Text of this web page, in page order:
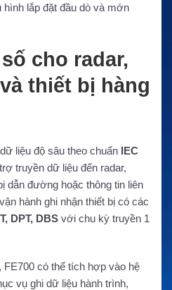
lắp đặt đầu dò và mớn
cho radar,
thiết bị hàng
liệu độ sâu theo chuẩn IEC
truyền dữ liệu đến radar,
dẫn đường hoặc thông tin liên
hành ghi nhận thiết bị có các
DPT, DBS với chu kỳ truyền 1
FE700 có thể tích hợp vào hệ
vụ ghi dữ liệu hành trình,